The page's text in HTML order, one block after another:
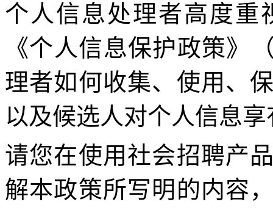
个人信息处理者高度重
《个人信息保护政策》
理者如何收集、使用、
以及候选人对个人信息
请您在使用 社会招聘产
解本政策所写明的内容